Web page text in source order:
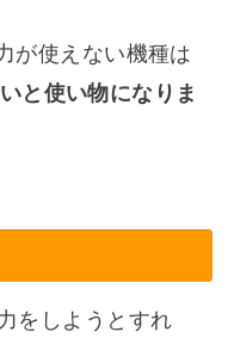
が使えない機種は
と使い物になりま
をしようとすれ